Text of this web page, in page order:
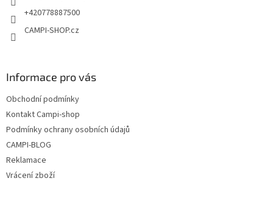
+420778887500
CAMPI-SHOP.cz
Informace pro vás
Obchodní podmínky
Kontakt Campi-shop
Podmínky ochrany osobních údajů
CAMPI-BLOG
Reklamace
Vrácení zboží